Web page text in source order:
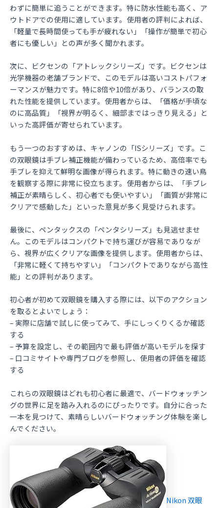
わずに簡単に追うことができます。特に防水性能も高く、ア
ウトドアでの使用に適しています。使用者の評判によれば、
「軽量で長時間使っても手が疲れない」「操作が簡単で初心
者にも優しい」との声が多く聞かれます。
次に、ビクセンの「アトレックシリーズ」です。ビクセンは
光学機器の老舗ブランドで、このモデルは高いコストパフォ
ーマンスが魅力です。特に8倍や10倍があり、バランスの取
れた性能を提供しています。使用者からは、「価格が手頃な
のに高品質」「視界が明るく、細部まではっきり見える」と
いった高評価が寄せられています。
もう一つのおすすめは、キャノンの「ISシリーズ」です。こ
の双眼鏡は手ブレ補正機能が備わっているため、高倍率でも
手ブレを抑えて鮮明な画像が得られます。特に動きの速い鳥
を観察する際に非常に役立ちます。使用者からは、「手ブレ
補正が素晴らしく、初心者でも使いやすい」「画質が非常に
クリアで感動した」といった意見が多く見受けられます。
最後に、ペンタックスの「ペンタシリーズ」も見逃せませ
ん。このモデルはコンパクトで持ち運びが容易でありなが
ら、視界が広くクリアな画像を提供します。使用者からは、
「非常に軽くて持ちやすい」「コンパクトでありながら高性
能」との評判があります。
初心者が初めて双眼鏡を購入する際には、以下のアクション
を取るとよいでしょう：
– 実際に店舗で試しに使ってみて、手にしっくりくるか確認
する
– 予算を設定し、その範囲内で最も評価が高いモデルを探す
– 口コミサイトや専門ブログを参照し、使用者の評価を確認
する
これらの双眼鏡はどれも初心者に最適で、バードウォッチン
グの世界に足を踏み入れるのにぴったりです。自分に合った
一本を見つけて、素晴らしいバードウォッチング体験を楽し
んでください。
Nikon 双眼